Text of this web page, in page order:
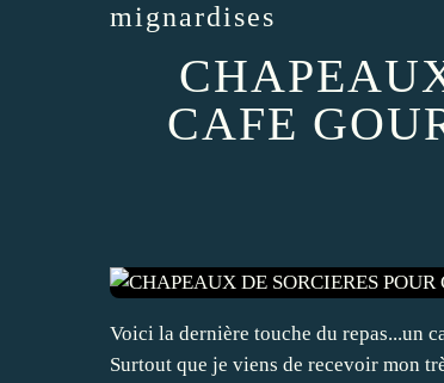
mignardises
CAFE
Voici la dernière touche du repas...un
Surtout que je viens de recevoir mon